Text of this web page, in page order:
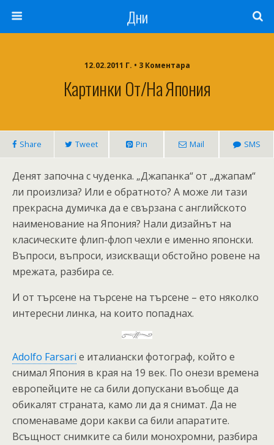
Дни
12.02.2011 Г. • 3 Коментара
Картинки От/на Япония
Share Tweet Pin Mail SMS
Денят започна с чуденка. „Джапанка“ от „джапам“
ли произлиза? Или е обратното? А може ли тази
прекрасна думичка да е свързана с английското
наименование на Япония? Нали дизайнът на
класическите флип-флоп чехли е именно японски.
Въпроси, въпроси, изискващи обстойно ровене на
мрежата, разбира се.
И от търсене на търсене на търсене – ето няколко
интересни линка, на които попаднах.
Adolfo Farsari е италиански фотограф, който е
снимал Япония в края на 19 век. По онези времена
европейците не са били допускани въобще да
обикалят страната, камо ли да я снимат. Да не
споменаваме дори какви са били апаратите.
Всъщност снимките са били монохромни, разбира